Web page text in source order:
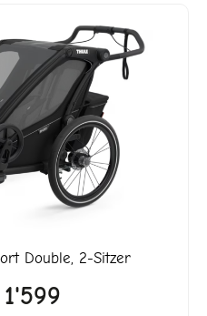
Double, 2-Sitzer